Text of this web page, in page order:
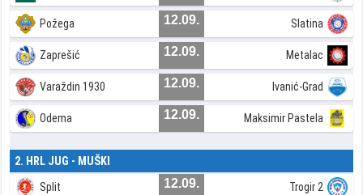
Požega 12.09. Slatina
Zaprešić 12.09. Metalac
Varaždin 1930 12.09. Ivanić-Grad
Odema 12.09. Maksimir Pastela
2. HRL JUG - MUŠKI
Split 12.09. Trogir 2